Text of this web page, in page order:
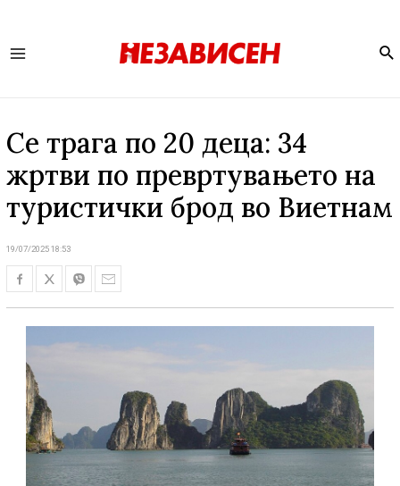
Се трага по 20 деца: 34
жртви по превртувањето на
туристички брод во Виетнам
19/07/2025 18:53